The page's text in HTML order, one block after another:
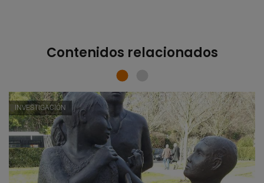
Contenidos relacionados
INVESTIGACIÓN